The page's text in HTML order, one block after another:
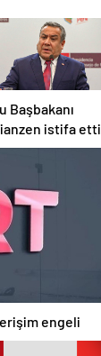
Başbakanı
istifa etti
erişim engeli